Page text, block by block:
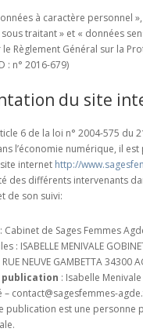
à caractère personnel
traitant » et « données
Règlement Général sur la
: n° 2016-679)
du site
6 de la loi n° 2004-575 du
l’économie numérique, il est
internet http://
des différents intervenants
de son suivi:
: Cabinet de Sages Femmes
: ISABELLE MENIVALE
NEUVE GAMBETTA 34300
publication : Isabelle
– contact@sagesfemmes-
publication est une personne